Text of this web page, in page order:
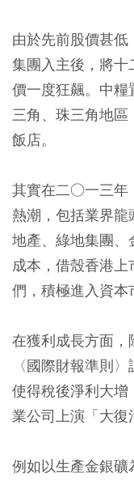
由於先前股價甚
集團入主後，將十
價一度狂飆。中
三角、珠三角地
飯店。
其實在二○一三年
熱潮，包括業界
地產、綠地集團、
成本，借殼香港
們，積極進入資本
在獲利成長方面，
〈國際財報準則
使得稅後淨利大增
業公司上演「大復
例如以生產金銀礦